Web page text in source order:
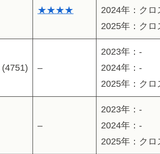
★★★★
2024年：クロ
2025年：クロ
–
2023年：-
2024年：-
2025年：クロ
–
2023年：-
2024年：-
2025年：クロ